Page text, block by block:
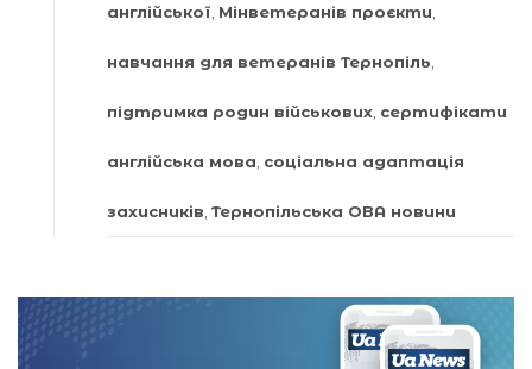
англійської Мінветеранів проєкти
навчання для ветеранів Тернопіль
підтримка родин військових сертифікати
англійська мова соціальна адаптація
захисників Тернопільська ОВА новини